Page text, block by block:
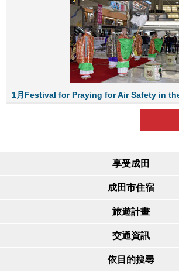
1月Festival for Praying for Air Safety in
享受成田
成田市住宿
旅遊計畫
交通資訊
依目的搜尋